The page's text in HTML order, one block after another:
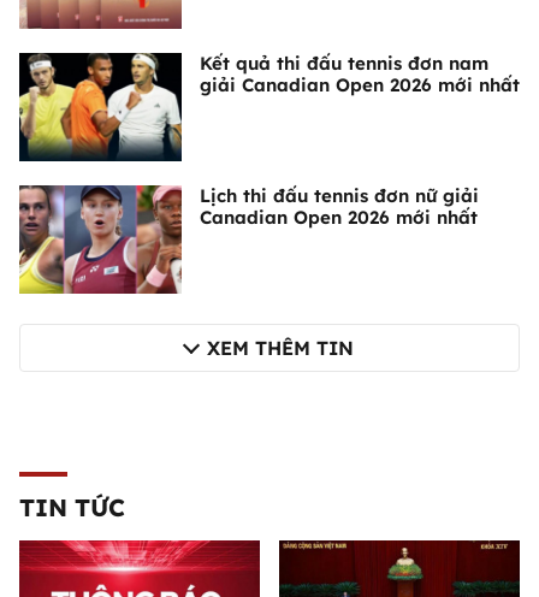
Kết quả thi đấu tennis đơn nam
giải Canadian Open 2026 mới nhất
Lịch thi đấu tennis đơn nữ giải
Canadian Open 2026 mới nhất
XEM THÊM TIN
TIN TỨC